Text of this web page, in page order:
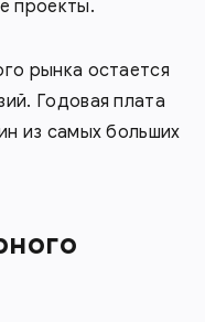
проекты.
рынка остается
Годовая плата
из самых больших